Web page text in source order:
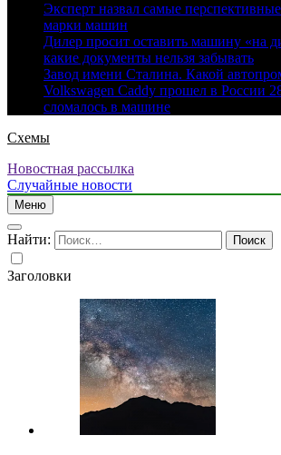
Эксперт назвал самые
марки машин
Дилер просит оставить машину «на
какие документы нельзя забывать
Завод имени Сталина. Какой
Volkswagen Caddy прошел в России
сломалось в машине
Схемы
Новостная рассылка
Случайные новости
Меню
Найти:
Заголовки